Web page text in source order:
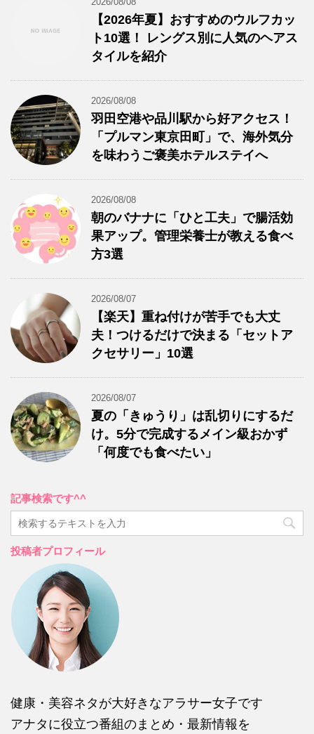
【2026年夏】おすすめのウルフカッ
ト10選！ レングス別に人気のヘアス
タイルを紹介
2026/08/08
羽田空港や品川駅から好アクセス！
「プルマン東京田町」で、海外気分
を味わうご褒美ホテルステイへ
2026/08/08
朝のバナナに「ひと工夫」で腸活効
果アップ。管理栄養士が教える食べ
方3選
2026/08/07
【楽天】重ね付けが苦手でも大丈
夫！つけるだけで決まる「セットア
クセサリー」10選
2026/08/07
夏の「きゅうり」は乱切りにするだ
け。5分で完成するメイン級おかず
「何度でも食べたい」
記事検索です^^
投稿者プロフィール
健康・美容ネタが大好きなアラサー女子です
アナタに役立つ番組のまとめ・最新情報を